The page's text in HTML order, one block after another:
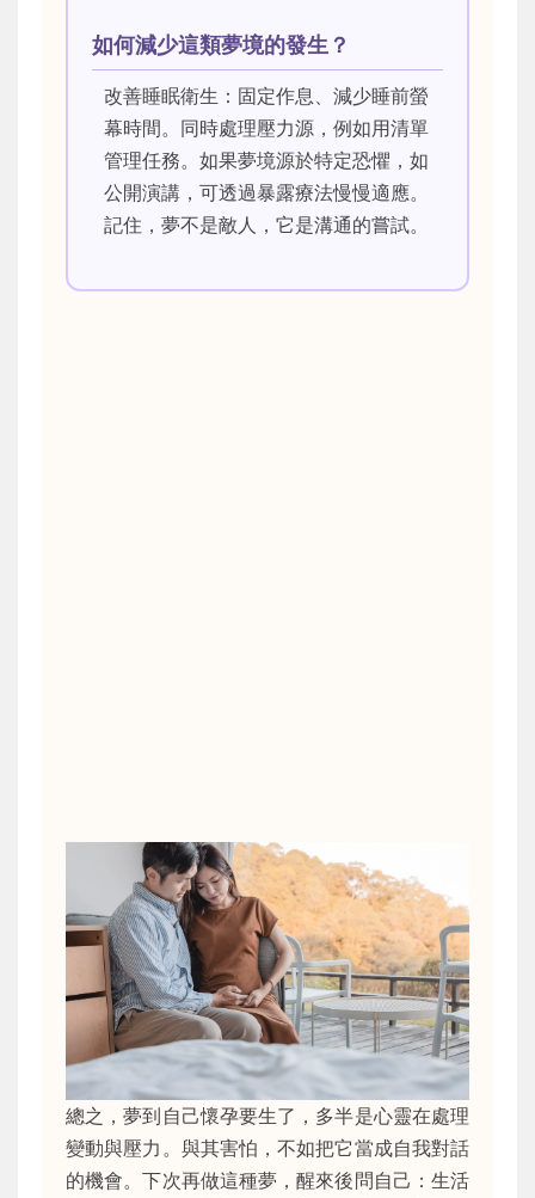
如何減少這類夢境的發生？
改善睡眠衛生：固定作息、減少睡前螢
幕時間。同時處理壓力源，例如用清單
管理任務。如果夢境源於特定恐懼，如
公開演講，可透過暴露療法慢慢適應。
記住，夢不是敵人，它是溝通的嘗試。
總之，夢到自己懷孕要生了，多半是心靈在處理
變動與壓力。與其害怕，不如把它當成自我對話
的機會。下次再做這種夢，醒來後問自己：生活